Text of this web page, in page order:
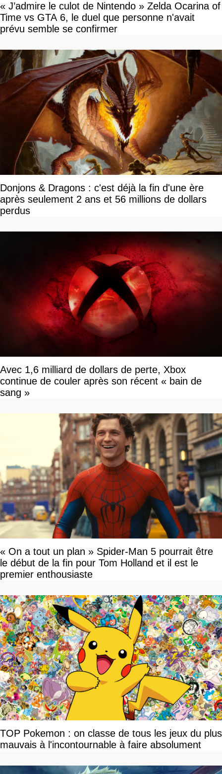
« J’admire le culot de Nintendo » Zelda Ocarina of
Time vs GTA 6, le duel que personne n'avait
prévu semble se confirmer
Donjons & Dragons : c'est déjà la fin d'une ère
après seulement 2 ans et 56 millions de dollars
perdus
Avec 1,6 milliard de dollars de perte, Xbox
continue de couler après son récent « bain de
sang »
« On a tout un plan » Spider-Man 5 pourrait être
le début de la fin pour Tom Holland et il est le
premier enthousiaste
TOP Pokemon : on classe de tous les jeux du plus
mauvais à l'incontournable à faire absolument